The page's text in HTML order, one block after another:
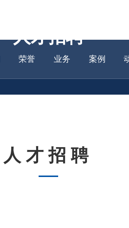
荣誉 业务 案例
人才招聘
人才招聘